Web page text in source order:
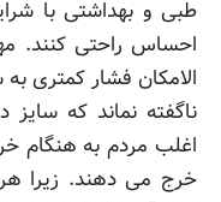
طبی و بهداشتی با
احساس راحتی کنند.
الامکان فشار کمتری
ناگفته نماند که سایز
اغلب مردم به هنگام
خرج می دهند. زیرا